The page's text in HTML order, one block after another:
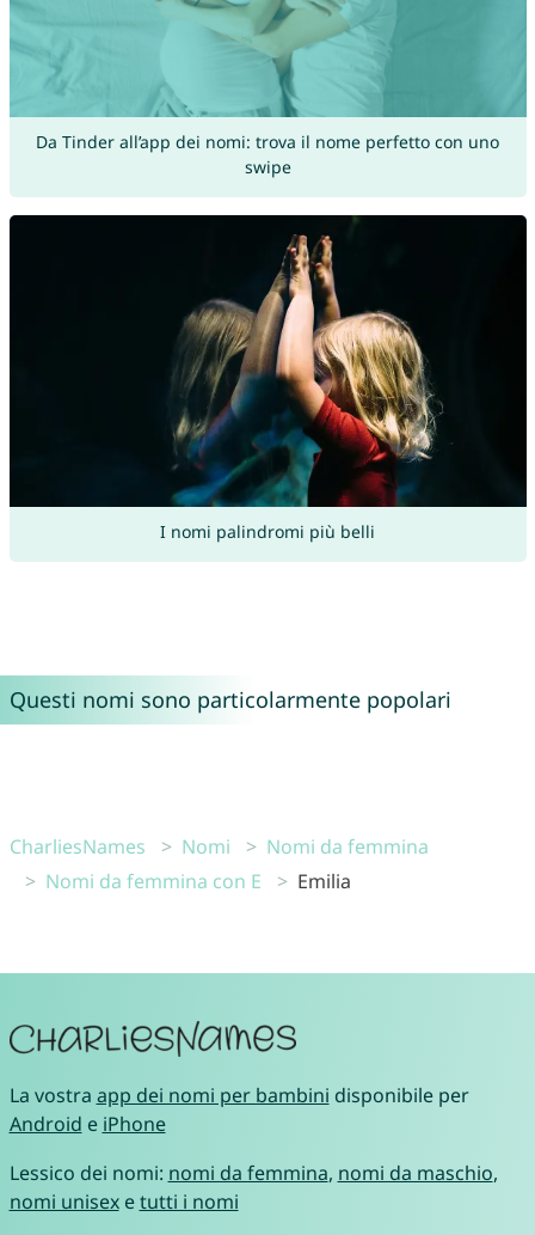
Da Tinder all’app dei nomi: trova il nome perfetto con uno
swipe
I nomi palindromi più belli
Questi nomi sono particolarmente popolari
CharliesNames Nomi
Nomi da femmina
Nomi da femmina con E
Emilia
La vostra app dei nomi per bambini disponibile per
Android e iPhone
Lessico dei nomi: nomi da femmina, nomi da maschio,
nomi unisexetutti i nomi